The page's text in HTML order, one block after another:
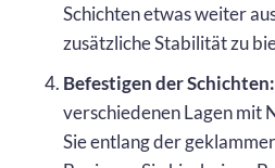
Schichten etwas weiter
zusätzliche Stabilität zu
Befestigen der Schichten:
verschiedenen Lagen mit
Sie entlang der